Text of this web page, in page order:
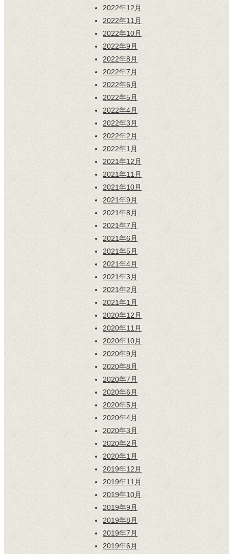
2022年12月
2022年11月
2022年10月
2022年9月
2022年8月
2022年7月
2022年6月
2022年5月
2022年4月
2022年3月
2022年2月
2022年1月
2021年12月
2021年11月
2021年10月
2021年9月
2021年8月
2021年7月
2021年6月
2021年5月
2021年4月
2021年3月
2021年2月
2021年1月
2020年12月
2020年11月
2020年10月
2020年9月
2020年8月
2020年7月
2020年6月
2020年5月
2020年4月
2020年3月
2020年2月
2020年1月
2019年12月
2019年11月
2019年10月
2019年9月
2019年8月
2019年7月
2019年6月